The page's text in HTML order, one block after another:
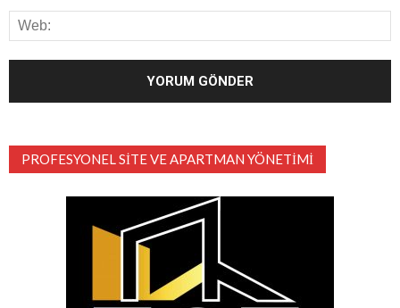
PROFESYONEL SITE VE APARTMAN YÖNETIMI